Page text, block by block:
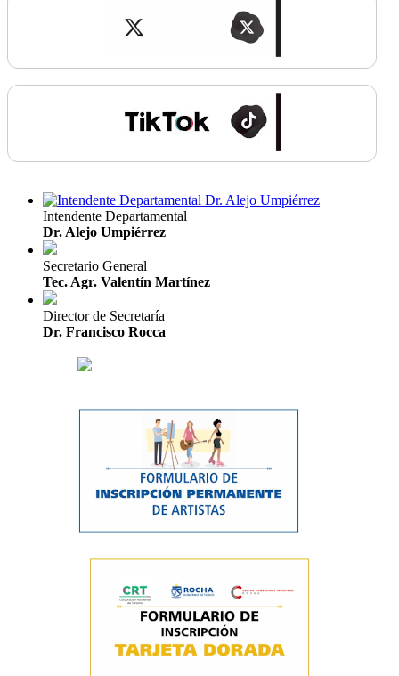
Intendente Departamental
Dr. Alejo Umpiérrez
Secretario General
Tec. Agr. Valentín Martínez
Director de Secretaría
Dr. Francisco Rocca